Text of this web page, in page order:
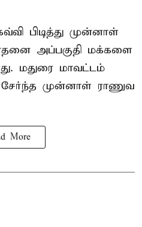
பிடித்து முன்னாள்
அப்பகுதி மக்களை
மதுரை மாவட்டம்
முன்னாள் ராணுவ
More